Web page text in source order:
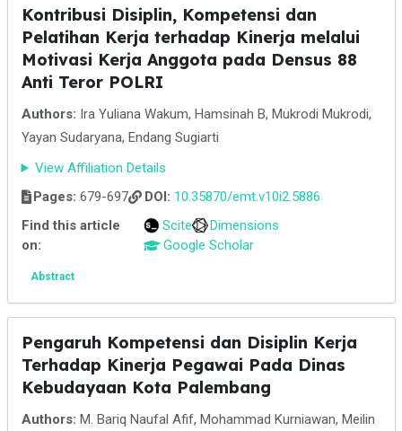
Kontribusi Disiplin, Kompetensi dan
Pelatihan Kerja terhadap Kinerja melalui
Motivasi Kerja Anggota pada Densus 88
Anti Teror POLRI
Authors: Ira Yuliana Wakum, Hamsinah B, Mukrodi Mukrodi,
Yayan Sudaryana, Endang Sugiarti
View Affiliation Details
Pages: 679-697 DOI: 10.35870/emt.v10i2.5886
Find this article
on:
Scite
Dimensions
Google Scholar
Abstract
Pengaruh Kompetensi dan Disiplin Kerja
Terhadap Kinerja Pegawai Pada Dinas
Kebudayaan Kota Palembang
Authors: M. Bariq Naufal Afif, Mohammad Kurniawan, Meilin